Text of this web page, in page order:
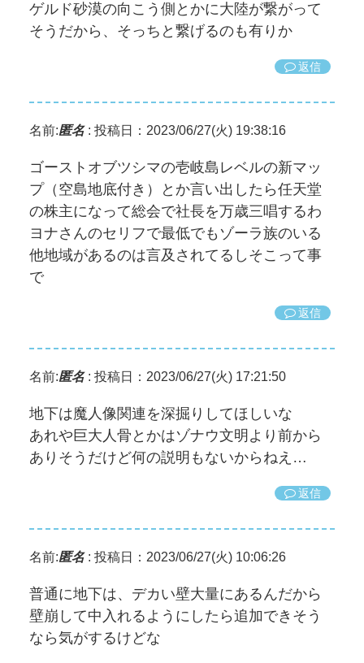
ゲルド砂漠の向こう側とかに大陸が繋がって
そうだから、そっちと繋げるのも有りか
返信
名前:匿名: 投稿日：2023/06/27(火) 19:38:16
ゴーストオブツシマの壱岐島レベルの新マッ
プ（空島地底付き）とか言い出したら任天堂
の株主になって総会で社長を万歳三唱するわ
ヨナさんのセリフで最低でもゾーラ族のいる
他地域があるのは言及されてるしそこって事
で
返信
名前:匿名: 投稿日：2023/06/27(火) 17:21:50
地下は魔人像関連を深掘りしてほしいな
あれや巨大人骨とかはゾナウ文明より前から
ありそうだけど何の説明もないからねえ…
返信
名前:匿名: 投稿日：2023/06/27(火) 10:06:26
普通に地下は、デカい壁大量にあるんだから
壁崩して中入れるようにしたら追加できそう
なら気がするけどな